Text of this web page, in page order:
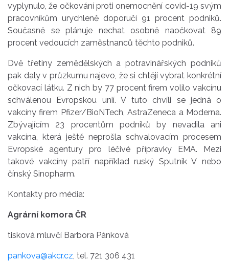
vyplynulo, že očkování proti onemocnění covid-19 svým
pracovníkům urychleně doporučí 91 procent podniků.
Současně se plánuje nechat osobně naočkovat 89
procent vedoucích zaměstnanců těchto podniků.
Dvě třetiny zemědělských a potravinářských podniků
pak daly v průzkumu najevo, že si chtějí vybrat konkrétní
očkovací látku. Z nich by 77 procent firem volilo vakcínu
schválenou Evropskou unií. V tuto chvíli se jedná o
vakcíny firem Pfizer/BioNTech, AstraZeneca a Moderna.
Zbývajícím 23 procentům podniků by nevadila ani
vakcína, která ještě neprošla schvalovacím procesem
Evropské agentury pro léčivé přípravky EMA. Mezi
takové vakcíny patří například ruský Sputnik V nebo
čínský Sinopharm.
Kontakty pro média:
Agrární komora ČR
tisková mluvčí Barbora Pánková
pankova@akcr.cz, tel. 721 306 431